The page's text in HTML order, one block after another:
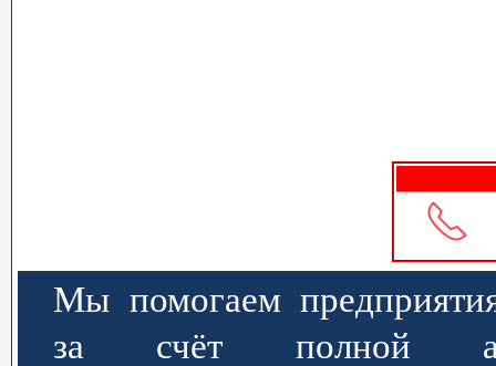
Мы помогаем
за счёт полной